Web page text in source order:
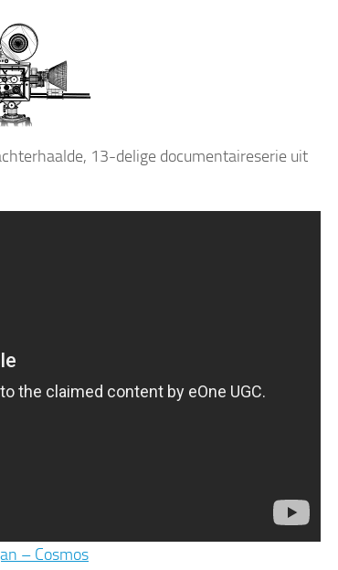
13-delige documentaireserie uit
– Cosmos